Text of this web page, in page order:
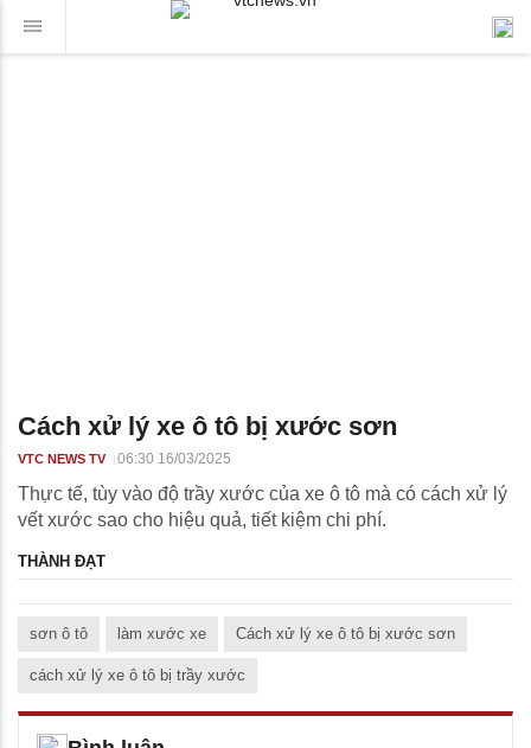
Cách xử lý xe ô tô bị xước sơn
VTC NEWS TV 06:30 16/03/2025
Thực tế, tùy vào độ trầy xước của xe ô tô mà có cách xử lý
vết xước sao cho hiệu quả, tiết kiệm chi phí.
THÀNH ĐẠT
sơn ô tô làm xước xe Cách xử lý xe ô tô bị xước sơn
cách xử lý xe ô tô bị trầy xước